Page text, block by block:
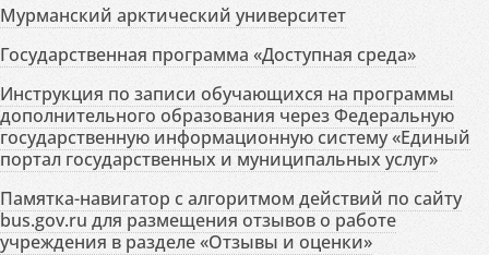
Мурманский арктический университет
Государственная программа «Доступная среда»
Инструкция по записи обучающихся на программы
дополнительного образования через Федеральную
государственную информационную систему «Единый
портал государственных и муниципальных услуг»
Памятка-навигатор с алгоритмом действий по сайту
bus.gov.ru для размещения отзывов о работе
учреждения в разделе «Отзывы и оценки»